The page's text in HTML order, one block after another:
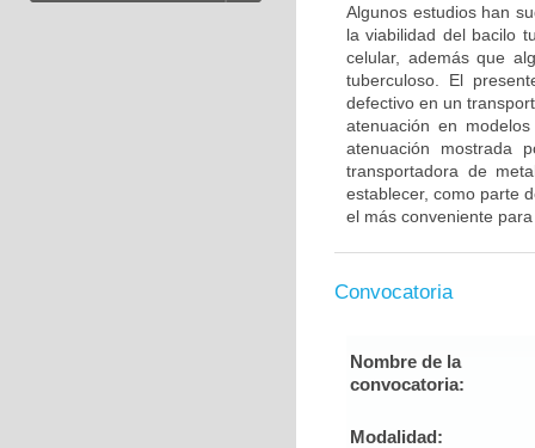
Algunos estudios han
la viabilidad del bacilo
celular, además que
tuberculoso. El
defectivo en un
atenuación en
atenuación mostrada
transportadora de
establecer, como parte
el más conveniente
Convocatoria
Nombre de la
convocatoria:
Modalidad: